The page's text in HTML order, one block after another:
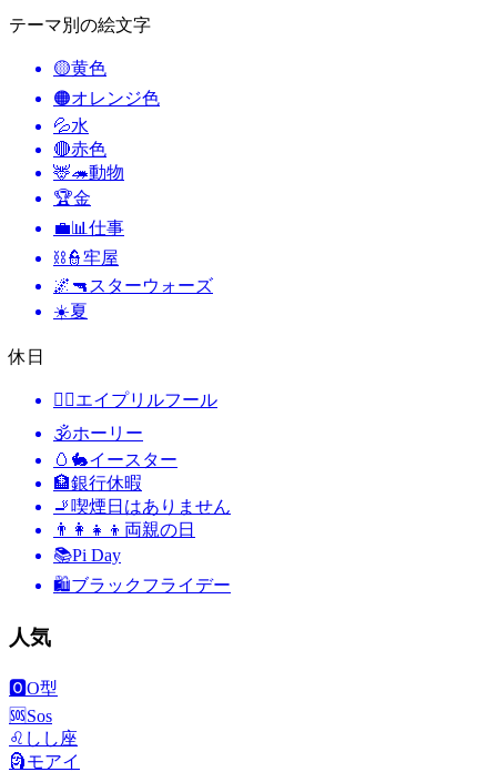
テーマ別の絵文字
🟡黄色
🟠オレンジ色
💦水
🔴赤色
🦌🦔動物
🏆金
💼📊 仕事
⛓️👮牢屋
🌌🔫 スターウォーズ
☀️夏
休日
🙆‍♂️エイプリルフール
🕉ホーリー
🥚🐇イースター
🏦銀行休暇
🚬 喫煙日はありません
👨‍👩‍👧‍👦 両親の日
📚Pi Day
🛍ブラックフライデー
人気
🅾️O型
🆘Sos
♌ しし座
🗿モアイ